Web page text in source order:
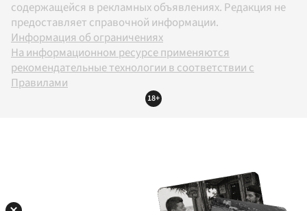
содержащейся в рекламных объявлениях. Редакция не
предоставляет справочной информации.
Информация об ограничениях
На информационном ресурсе применяются
рекомендательные технологии в соответствии с
Правилами
18+